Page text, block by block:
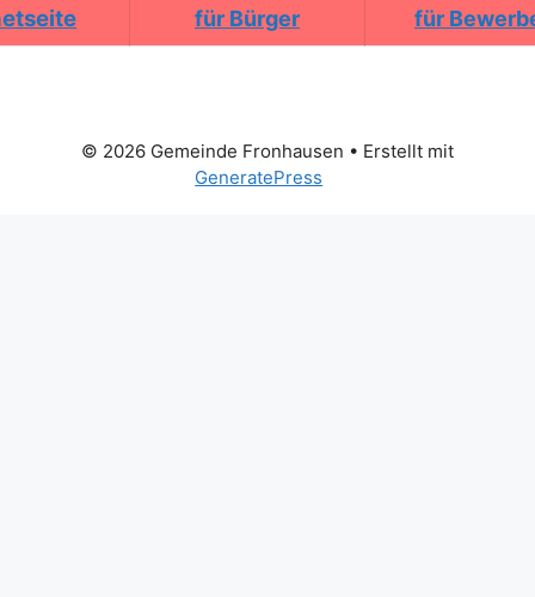
für Bürger
für
© 2026 Gemeinde Fronhausen • Erstellt mit
GeneratePress